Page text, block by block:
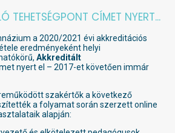
TEHETSÉGPONT CÍMET NYERT...
a 2020/2021 évi akkreditációs
eredményeként helyi
Akkreditált
nyert el – 2017-et követően immár
szakértők a következő
a folyamat során szerzett online
alapján: